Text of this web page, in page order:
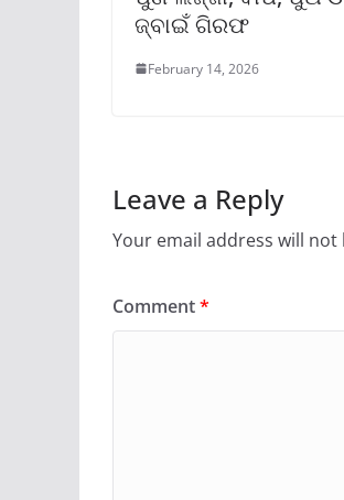
ଜ୍ବାଇଁ ଗିରଫ
February 14, 2026
Leave a Reply
Your email address will not
Comment*